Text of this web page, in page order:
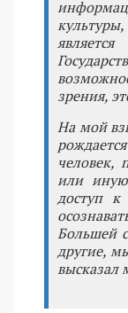
зрения,
На мой
или
доступ
Большей
другие,
высказал